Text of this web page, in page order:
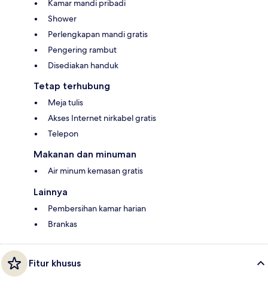
Kamar mandi pribadi
Shower
Perlengkapan mandi gratis
Pengering rambut
Disediakan handuk
Tetap terhubung
Meja tulis
Akses Internet nirkabel gratis
Telepon
Makanan dan minuman
Air minum kemasan gratis
Lainnya
Pembersihan kamar harian
Brankas
Fitur khusus